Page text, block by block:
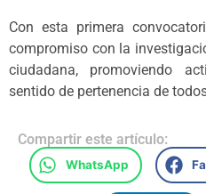
Con esta primera
compromiso con la
ciudadana, promoviendo
sentido de pertenencia de
Compartir este artículo:
WhatsApp